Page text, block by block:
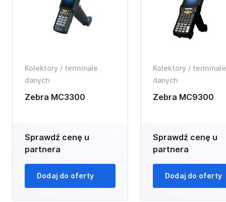
Kolektory / terminale
danych
Zebra MC3300
Sprawdź cenę u
partnera
Dodaj do oferty
Kolektory / terminale
danych
Zebra MC9300
Sprawdź cenę u
partnera
Dodaj do oferty